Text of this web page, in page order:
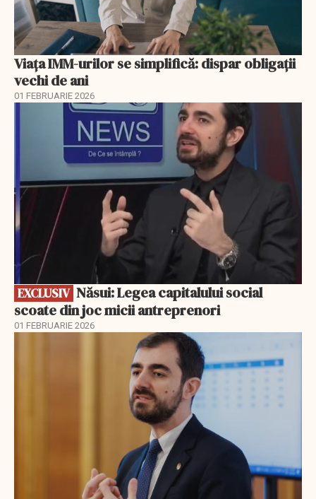
Viața IMM-urilor se simplifică: dispar obligații
vechi de ani
01 FEBRUARIE 2026
EXCLUSIV
EXCLUSIV
scoate din joc micii antreprenori
01 FEBRUARIE 2026